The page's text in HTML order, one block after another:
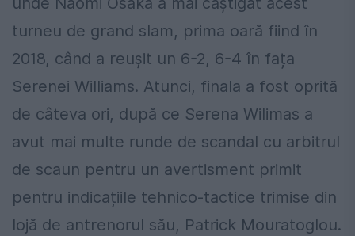
turneu de grand slam, prima oară fiind în
2018, când a reușit un 6-2, 6-4 în fața
Serenei Williams. Atunci, finala a fost oprită
de câteva ori, după ce Serena Wilimas a
avut mai multe runde de scandal cu arbitrul
de scaun pentru un avertisment primit
pentru indicațiile tehnico-tactice trimise din
lojă de antrenorul său, Patrick Mouratoglou.